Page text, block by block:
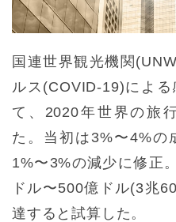
国連世界観光機関
ルス(COVID-19)によ
て、2020年世界の旅
た。当初は3%〜4%の
1%〜3%の減少に修正
ドル〜500億ドル(3兆
達すると試算した。